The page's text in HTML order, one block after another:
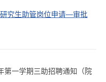
研究生助管岗位申请—审批
第一学期三助招聘通知（院